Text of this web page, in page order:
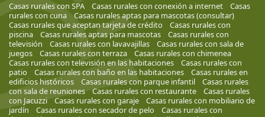
Casas rurales con SPA Casas rurales con conexión a internet
Casas
rurales con cuna
Casas rurales aptas para mascotas (consultar)
Casas rurales que aceptan tarjeta de crédito
Casas rurales con
piscina
Casas rurales aptas para mascotas
Casas rurales con
televisión
Casas rurales con lavavajillas
Casas rurales con sala de
juegos
Casas rurales con terraza
Casas rurales con chimenea
Casas rurales con televisión en las habitaciones
Casas rurales con
patio
Casas rurales con baño en las habitaciones
Casas rurales en
edificios históricos
Casas rurales con parque infantil
Casas rurales
con sala de reuniones
Casas rurales con restaurante
Casas rurales
con Jacuzzi
Casas rurales con garaje
Casas rurales con mobiliario de
jardín
Casas rurales con secador de pelo
Casas rurales con